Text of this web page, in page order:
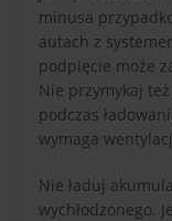
minusa
autach z
podpięcie może
Nie przymykaj
podczas
wymaga
Nie ładuj
wychłodzonego.